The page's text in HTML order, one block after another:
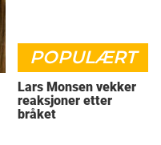
POPULÆRT
Lars Monsen vekker
reaksjoner etter
bråket